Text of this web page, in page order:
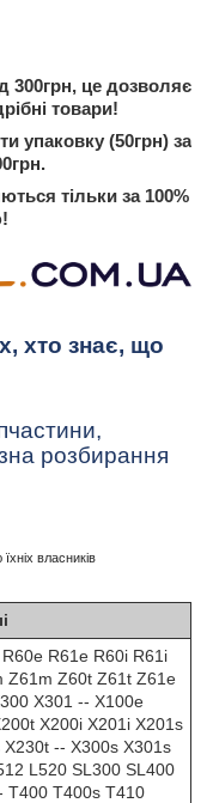
300грн, це дозволяє
товари!
упаковку (50грн) за
тільки за 100%
хто знає, що
розбирання
власників
R61e R60i R61i
Z61m Z60t Z61t Z61e
X301 -- X100e
X200i X201i X201s
-- X300s X301s
L520 SL300 SL400
T400 T400s T410